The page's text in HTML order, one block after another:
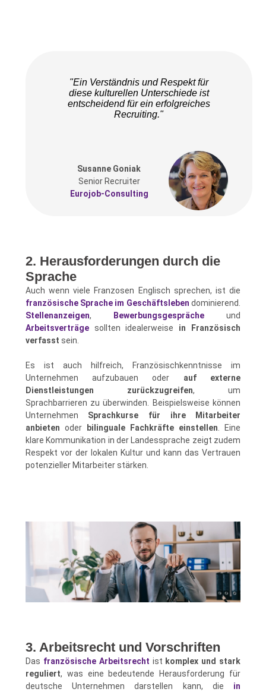
"Ein Verständnis und Respekt für
diese kulturellen Unterschiede ist
entscheidend für ein erfolgreiches
Recruiting."
Susanne Goniak
Senior Recruiter
Eurojob-Consulting
2. Herausforderungen durch die
Sprache
Auch wenn viele Franzosen Englisch sprechen, ist die
französische Sprache im Geschäftsleben dominierend.
Stellenanzeigen, Bewerbungsgespräche und
Arbeitsverträgesollten idealerweise in Französisch
verfasst sein.
Es ist auch hilfreich, Französischkenntnisse im
Unternehmen aufzubauen oder auf externe
Dienstleistungen zurückzugreifen, um
Sprachbarrieren zu überwinden. Beispielsweise können
Unternehmen Sprachkurse für ihre Mitarbeiter
anbieten oder bilinguale Fachkräfte einstellen . Eine
klare Kommunikation in der Landessprache zeigt zudem
Respekt vor der lokalen Kultur und kann das Vertrauen
potenzieller Mitarbeiter stärken.
3. Arbeitsrecht und Vorschriften
Das französische Arbeitsrecht ist komplex und stark
reguliert, was eine bedeutende Herausforderung für
deutsche Unternehmen darstellen kann, die in